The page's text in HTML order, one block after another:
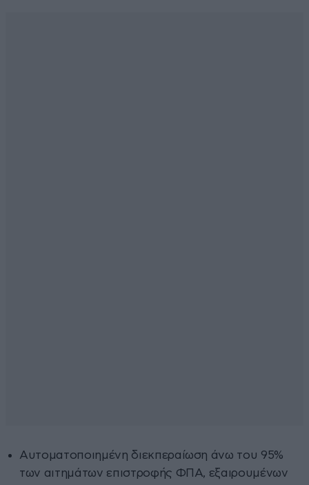
Αυτοματοποιημένη διεκπεραίωση άνω του 95%
των αιτημάτων επιστροφής ΦΠΑ, εξαιρουμένων